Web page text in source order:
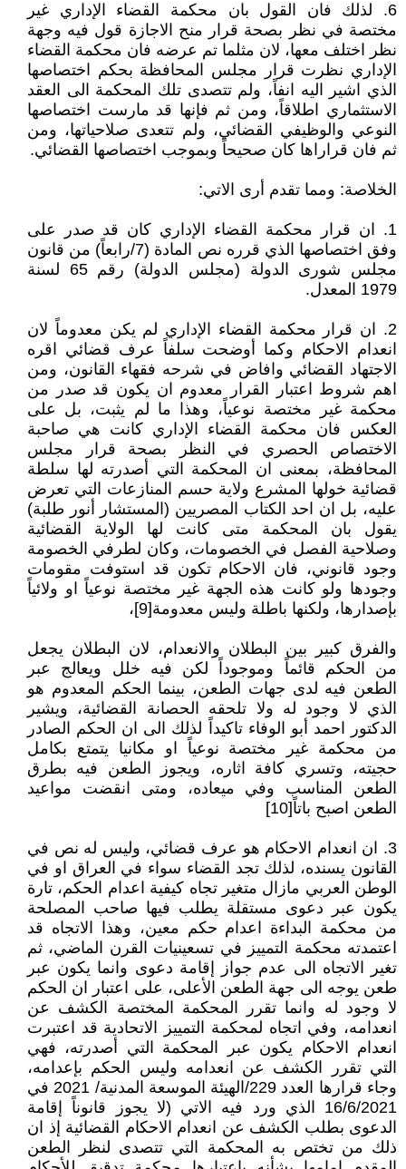
6. لذلك فان القول بان محكمة القضاء الإداري غير
مختصة في نظر بصحة قرار منح الاجازة قول فيه وجهة
نظر اختلف معها، لان مثلما تم عرضه فان محكمة القضاء
الإداري نظرت قرار مجلس المحافظة بحكم اختصاصها
الذي اشير اليه انفاً، ولم تتصدى تلك المحكمة الى العقد
الاستثماري اطلاقاً، ومن ثم فإنها قد مارست اختصاصها
النوعي والوظيفي القضائي، ولم تتعدى صلاحياتها، ومن
ثم فان قراراها كان صحيحاً وبموجب اختصاصها القضائي.
الخلاصة: ومما تقدم أرى الاتي:
1. ان قرار محكمة القضاء الإداري كان قد صدر على
وفق اختصاصها الذي قرره نص المادة (7/رابعاً) من قانون
مجلس شورى الدولة (مجلس الدولة) رقم 65 لسنة
1979 المعدل.
2. ان قرار محكمة القضاء الإداري لم يكن معدوماً لان
انعدام الاحكام وكما أوضحت سلفاً عرف قضائي اقره
الاجتهاد القضائي وافاض في شرحه فقهاء القانون، ومن
اهم شروط اعتبار القرار معدوم ان يكون قد صدر من
محكمة غير مختصة نوعياً، وهذا ما لم يثبت، بل على
العكس فان محكمة القضاء الإداري كانت هي صاحبة
الاختصاص الحصري في النظر بصحة قرار مجلس
المحافظة، بمعنى ان المحكمة التي أصدرته لها سلطة
قضائية خولها المشرع ولاية حسم المنازعات التي تعرض
عليه، بل ان احد الكتاب المصريين (المستشار أنور طلبة)
يقول بان المحكمة متى كانت لها الولاية القضائية
وصلاحية الفصل في الخصومات، وكان لطرفي الخصومة
وجود قانوني، فان الاحكام تكون قد استوفت مقومات
وجودها ولو كانت هذه الجهة غير مختصة نوعياً او ولائياً
بإصدارها، ولكنها باطلة وليس معدومة[9]،
والفرق كبير بين البطلان والانعدام، لان البطلان يجعل
من الحكم قائماً وموجوداً لكن فيه خلل ويعالج عبر
الطعن فيه لدى جهات الطعن، بينما الحكم المعدوم هو
الذي لا وجود له ولا تلحقه الحصانة القضائية، ويشير
الدكتور احمد أبو الوفاء تاكيداً لذلك الى ان الحكم الصادر
من محكمة غير مختصة نوعياً او مكانيا يتمتع بكامل
حجيته، وتسري كافة اثاره، ويجوز الطعن فيه بطرق
الطعن المناسب وفي ميعاده، ومتى انقضت مواعيد
الطعن اصبح باتاً[10]
3. ان انعدام الاحكام هو عرف قضائي، وليس له نص في
القانون يسنده، لذلك تجد القضاء سواء في العراق او في
الوطن العربي مازال متغير تجاه كيفية اعدام الحكم، تارة
يكون عبر دعوى مستقلة يطلب فيها صاحب المصلحة
من محكمة البداءة اعدام حكم معين، وهذا الاتجاه قد
اعتمدته محكمة التمييز في تسعينيات القرن الماضي، ثم
تغير الاتجاه الى عدم جواز إقامة دعوى وانما يكون عبر
طعن يوجه الى جهة الطعن الأعلى، على اعتبار ان الحكم
لا وجود له وانما تقرر المحكمة المختصة الكشف عن
انعدامه، وفي اتجاه لمحكمة التمييز الاتحادية قد اعتبرت
انعدام الاحكام يكون عبر المحكمة التي أصدرته، فهي
التي تقرر الكشف عن انعدامه وليس الحكم بإعدامه،
وجاء قرارها العدد 229/الهيئة الموسعة المدنية/ 2021 في
16/6/2021 الذي ورد فيه الاتي (لا يجوز قانوناً إقامة
الدعوى بطلب الكشف عن انعدام الاحكام القضائية إذ ان
ذلك من تختص به المحكمة التي تتصدى لنظر الطعن